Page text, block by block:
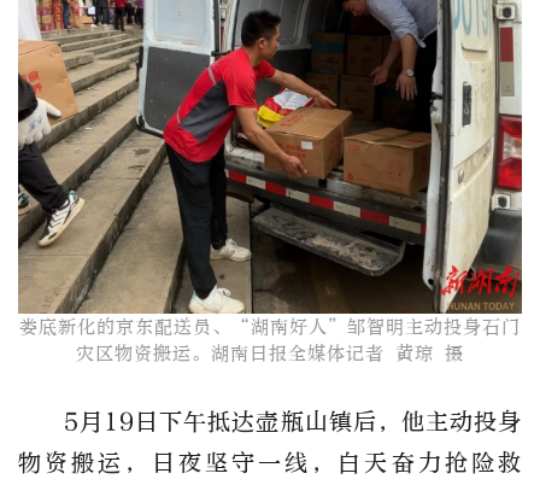
娄底新化的京东配送员、“湖南好人”邹智明​主动投身石门
灾区物资搬运。湖南日报全媒体记者 黄琼 摄
5月19日下午抵达壶瓶山镇后，他主动投身
物资搬运，日夜坚守一线，白天奋力抢险救